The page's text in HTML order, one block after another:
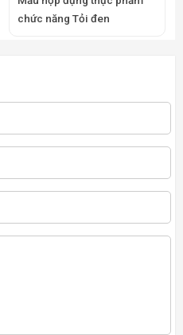
chức năng Tỏi đen